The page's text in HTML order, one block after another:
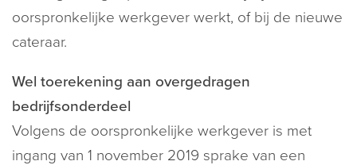
oorspronkelijke werkgever werkt, of bij de nieuwe
cateraar.
Wel toerekening aan overgedragen
bedrijfsonderdeel
Volgens de oorspronkelijke werkgever is met
ingang van 1 november 2019 sprake van een